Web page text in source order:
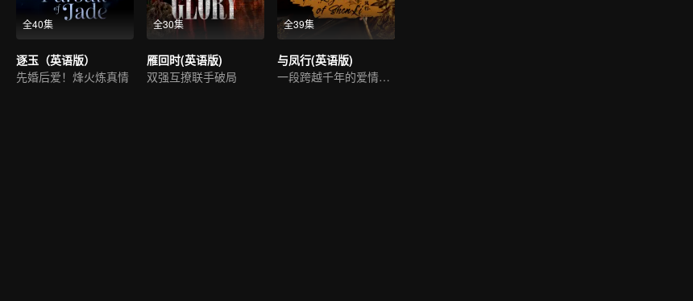
全40集
逐玉（英语版）
先婚后爱！烽火炼真情
全30集
雁回时(英语版)
双强互撩联手破局
全39集
与凤行(英语版)
一段跨越千年的爱情故事